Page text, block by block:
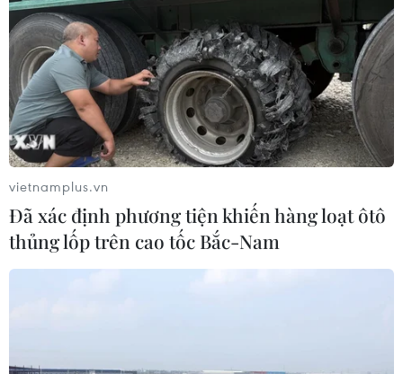
Việt Nam bằng giải pháp AI hiệu quả
19/07/2026 13:17
Liệu pháp miễn dịch mở ra hướng
điều trị bệnh Alzheimer
16/07/2026 23:00
Đồng Tháp: Cấy mô mở hướng nâng
vietnamplus.vn
Đã xác định phương tiện khiến hàng loạt ôtô
thủng lốp trên cao tốc Bắc-Nam